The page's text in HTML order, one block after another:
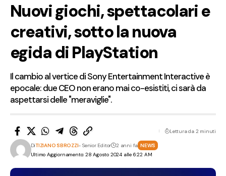
Nuovi giochi, spettacolari e
creativi, sotto la nuova
egida di PlayStation
Il cambio al vertice di Sony Entertainment Interactive è
epocale: due CEO non erano mai co-esistiti, ci sarà da
aspettarsi delle "meraviglie".
Ultimo Aggiornamento: 28 Agosto 2024 alle 6:22 AM
DiTIZIANO SBROZZI- Senior Editor 2 anni fa NEWS
Lettura da 2 minuti